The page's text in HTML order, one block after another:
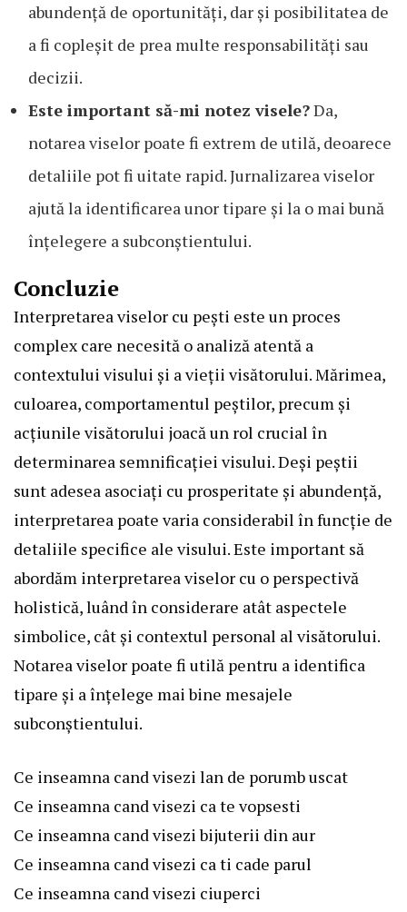
abundență de oportunități, dar și posibilitatea de
a fi copleșit de prea multe responsabilități sau
decizii.
Este important să-mi notez visele?Da,
notarea viselor poate fi extrem de utilă, deoarece
detaliile pot fi uitate rapid. Jurnalizarea viselor
ajută la identificarea unor tipare și la o mai bună
înțelegere a subconștientului.
Concluzie
Interpretarea viselor cu pești este un proces
complex care necesită o analiză atentă a
contextului visului și a vieții visătorului. Mărimea,
culoarea, comportamentul peștilor, precum și
acțiunile visătorului joacă un rol crucial în
determinarea semnificației visului. Deși peștii
sunt adesea asociați cu prosperitate și abundență,
interpretarea poate varia considerabil în funcție de
detaliile specifice ale visului. Este important să
abordăm interpretarea viselor cu o perspectivă
holistică, luând în considerare atât aspectele
simbolice, cât și contextul personal al visătorului.
Notarea viselor poate fi utilă pentru a identifica
tipare și a înțelege mai bine mesajele
subconștientului.
Ce inseamna cand visezi lan de porumb uscat
Ce inseamna cand visezi ca te vopsesti
Ce inseamna cand visezi bijuterii din aur
Ce inseamna cand visezi ca ti cade parul
Ce inseamna cand visezi ciuperci